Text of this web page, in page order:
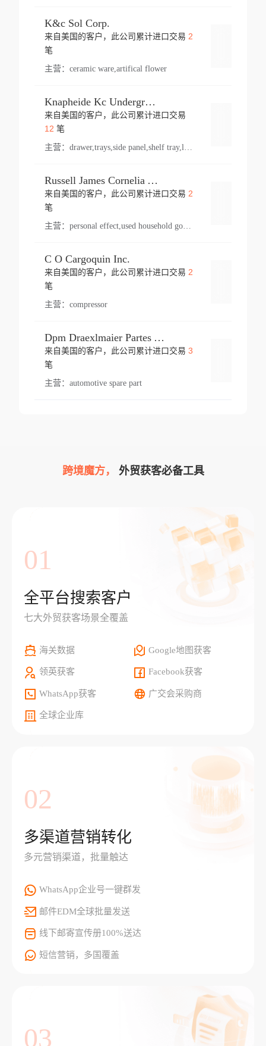
K&c Sol Corp.
来自美国的客户，此公司累计进口交易 2
笔
主营： ceramic ware,artifical flower
Knapheide Kc Underground
来自美国的客户，此公司累计进口交易
12 笔
主营：
Russell James Cornelia Arlington Va
来自美国的客户，此公司累计进口交易 2
笔
主营： personal effect,used household goods
C O Cargoquin Inc.
来自美国的客户，此公司累计进口交易 2
笔
主营： compressor
Dpm Draexlmaier Partes Automotrices Corr Ind Huejotzingo
来自美国的客户，此公司累计进口交易 3
笔
主营： automotive spare part
跨境魔方， 外贸获客必备工具
01
全平台搜索客户
七大外贸获客场景全覆盖
海关数据 Google地图获客
领英获客 Facebook获客
WhatsApp获客 广交会采购商
全球企业库
02
多渠道营销转化
多元营销渠道，批量触达
WhatsApp企业号一键群发
邮件EDM全球批量发送
线下邮寄宣传册100%送达
短信营销，多国覆盖
03